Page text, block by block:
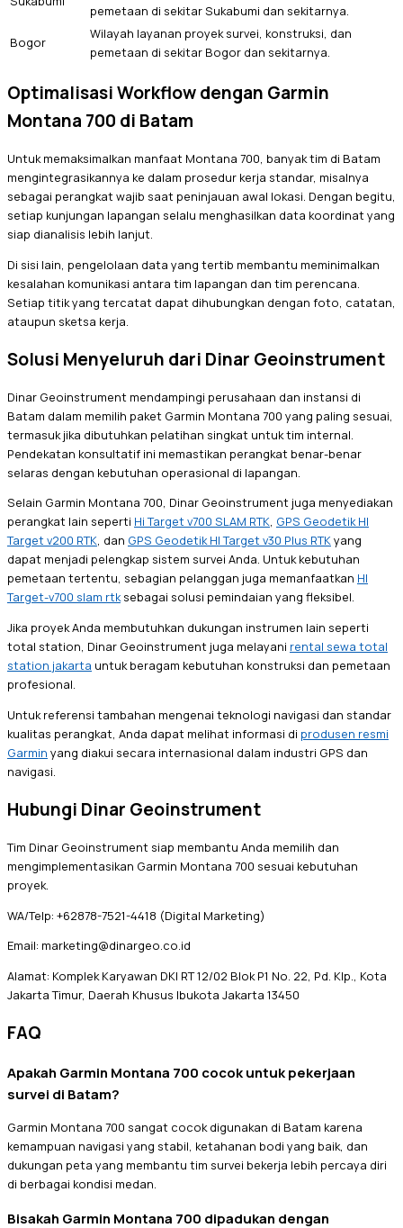
pemetaan di sekitar Sukabumi dan sekitarnya.
Bogor
Wilayah layanan proyek survei, konstruksi, dan
pemetaan di sekitar Bogor dan sekitarnya.
Optimalisasi Workflow dengan Garmin
Montana 700 di Batam
Untuk memaksimalkan manfaat Montana 700, banyak tim di Batam
mengintegrasikannya ke dalam prosedur kerja standar, misalnya
sebagai perangkat wajib saat peninjauan awal lokasi. Dengan begitu,
setiap kunjungan lapangan selalu menghasilkan data koordinat yang
siap dianalisis lebih lanjut.
Di sisi lain, pengelolaan data yang tertib membantu meminimalkan
kesalahan komunikasi antara tim lapangan dan tim perencana.
Setiap titik yang tercatat dapat dihubungkan dengan foto, catatan,
ataupun sketsa kerja.
Solusi Menyeluruh dari Dinar Geoinstrument
Dinar Geoinstrument mendampingi perusahaan dan instansi di
Batam dalam memilih paket Garmin Montana 700 yang paling sesuai,
termasuk jika dibutuhkan pelatihan singkat untuk tim internal.
Pendekatan konsultatif ini memastikan perangkat benar-benar
selaras dengan kebutuhan operasional di lapangan.
Selain Garmin Montana 700, Dinar Geoinstrument juga menyediakan
perangkat lain seperti Hi Target v700 SLAM RTK, GPS Geodetik HI
Target v200 RTK, dan GPS Geodetik HI Target v30 Plus RTKyang
dapat menjadi pelengkap sistem survei Anda. Untuk kebutuhan
pemetaan tertentu, sebagian pelanggan juga memanfaatkan HI
Target-v700 slam rtksebagai solusi pemindaian yang fleksibel.
Jika proyek Anda membutuhkan dukungan instrumen lain seperti
total station, Dinar Geoinstrument juga melayani rental sewa total
station jakarta untuk beragam kebutuhan konstruksi dan pemetaan
profesional.
Untuk referensi tambahan mengenai teknologi navigasi dan standar
kualitas perangkat, Anda dapat melihat informasi di produsen resmi
Garmin yang diakui secara internasional dalam industri GPS dan
navigasi.
Hubungi Dinar Geoinstrument
Tim Dinar Geoinstrument siap membantu Anda memilih dan
mengimplementasikan Garmin Montana 700 sesuai kebutuhan
proyek.
WA/Telp: +62878-7521-4418 (Digital Marketing)
Email: marketing@dinargeo.co.id
Alamat: Komplek Karyawan DKI RT 12/02 Blok P1 No. 22, Pd. Klp., Kota
Jakarta Timur, Daerah Khusus Ibukota Jakarta 13450
FAQ
Apakah Garmin Montana 700 cocok untuk pekerjaan
survei di Batam?
Garmin Montana 700 sangat cocok digunakan di Batam karena
kemampuan navigasi yang stabil, ketahanan bodi yang baik, dan
dukungan peta yang membantu tim survei bekerja lebih percaya diri
di berbagai kondisi medan.
Bisakah Garmin Montana 700 dipadukan dengan